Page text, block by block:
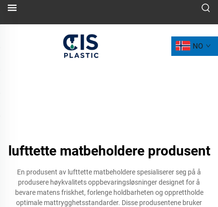
NO
lufttette matbeholdere produsent
En produsent av lufttette matbeholdere spesialiserer seg på å
produsere høykvalitets oppbevaringsløsninger designet for å
bevare matens friskhet, forlenge holdbarheten og opprettholde
optimale mattrygghetsstandarder. Disse produsentene bruker